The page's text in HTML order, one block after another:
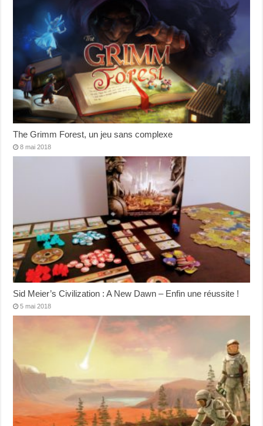
The Grimm Forest, un jeu sans complexe
8 mai 2018
Sid Meier’s Civilization : A New Dawn – Enfin une réussite !
5 mai 2018